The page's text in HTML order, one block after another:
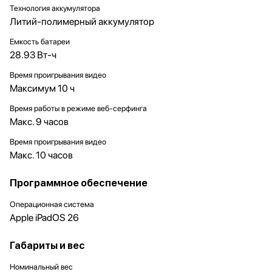
Технология аккумулятора
Литий-полимерный аккумулятор
Емкость батареи
28.93 Вт-ч
Время проигрывания видео
Максимум 10 ч
Время работы в режиме веб-серфинга
Макс. 9 часов
Время проигрывания видео
Макс. 10 часов
Программное обеспечение
Операционная система
Apple iPadOS 26
Габариты и вес
Номинальный вес